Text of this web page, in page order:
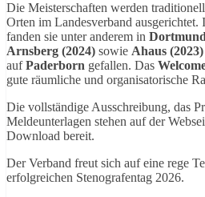
Die Meisterschaften werden
Orten im Landesverband ausgerichtet.
fanden sie unter anderem in
Arnsberg (2024) sowie Ahaus (2023)
aufPaderborn gefallen. Das
gute räumliche und organisatorische
Die vollständige Ausschreibung, das
Meldeunterlagen stehen auf der
Download bereit.
Der Verband freut sich auf eine rege
erfolgreichen Stenografentag 2026.